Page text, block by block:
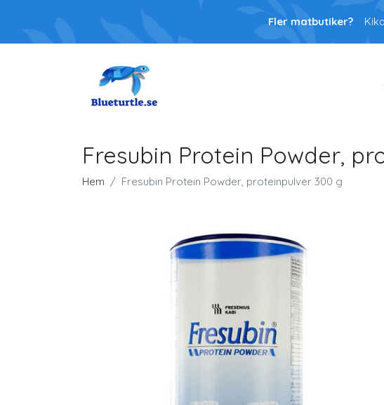
Fler matbutiker?
Fresubin Protein Powder,
Hem Fresubin Protein Powder, proteinpulver 300 g